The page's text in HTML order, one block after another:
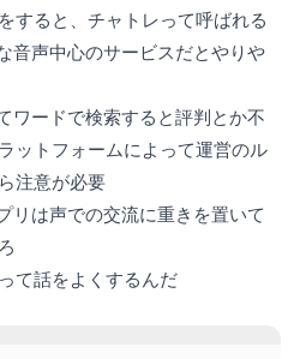
すると、チャトレって呼ばれる
音声中心のサービスだとやりや
ードで検索すると評判とか不
ットフォームによって運営のル
注意が必要
リは声での交流に重きを置いて
て話をよくするんだ